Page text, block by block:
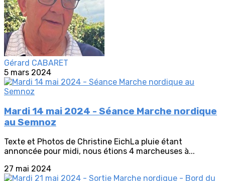
Gérard CABARET
5 mars 2024
Mardi 14 mai 2024 - Séance Marche nordique
au Semnoz
Texte et Photos de Christine EichLa pluie étant
annoncée pour midi, nous étions 4 marcheuses à...
27 mai 2024